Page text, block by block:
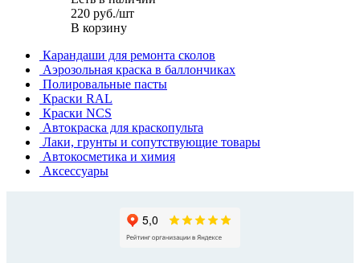
220 руб./шт
В корзину
Карандаши для ремонта сколов
Аэрозольная краска в баллончиках
Полировальные пасты
Краски RAL
Краски NCS
Автокраска для краскопульта
Лаки, грунты и сопутствующие товары
Автокосметика и химия
Аксессуары